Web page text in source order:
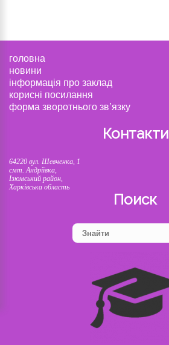
головна
новини
інформація про заклад
корисні посилання
форма зворотнього зв’язку
Контакти
64220 вул. Шевченка, 1
смт. Андріївка,
Ізюмський район,
Харківська область
Поиск